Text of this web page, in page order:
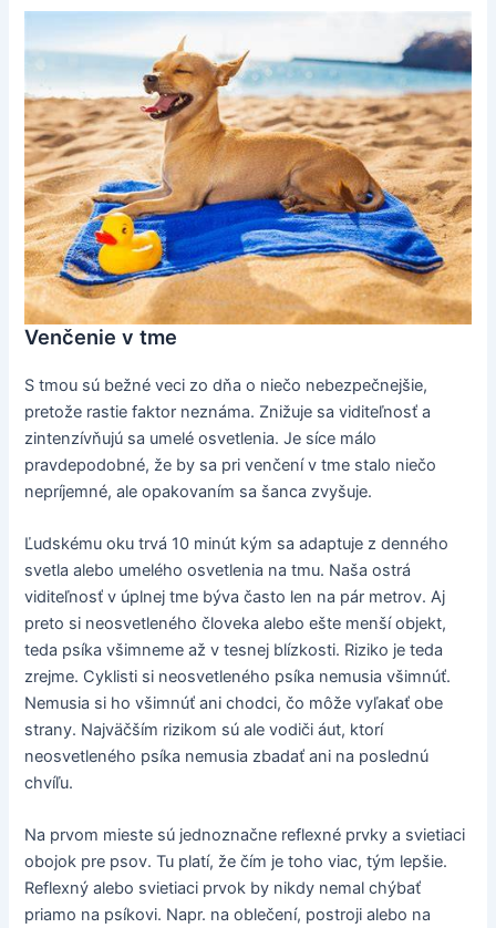
Venčenie v tme
S tmou sú bežné veci zo dňa o niečo nebezpečnejšie,
pretože rastie faktor neznáma. Znižuje sa viditeľnosť a
zintenzívňujú sa umelé osvetlenia. Je síce málo
pravdepodobné, že by sa pri venčení v tme stalo niečo
nepríjemné, ale opakovaním sa šanca zvyšuje.
Ľudskému oku trvá 10 minút kým sa adaptuje z denného
svetla alebo umelého osvetlenia na tmu. Naša ostrá
viditeľnosť v úplnej tme býva často len na pár metrov. Aj
preto si neosvetleného človeka alebo ešte menší objekt,
teda psíka všimneme až v tesnej blízkosti. Riziko je teda
zrejme. Cyklisti si neosvetleného psíka nemusia všimnúť.
Nemusia si ho všimnúť ani chodci, čo môže vyľakať obe
strany. Najväčším rizikom sú ale vodiči áut, ktorí
neosvetleného psíka nemusia zbadať ani na poslednú
chvíľu.
Na prvom mieste sú jednoznačne reflexné prvky a svietiaci
obojok pre psov. Tu platí, že čím je toho viac, tým lepšie.
Reflexný alebo svietiaci prvok by nikdy nemal chýbať
priamo na psíkovi. Napr. na oblečení, postroji alebo na